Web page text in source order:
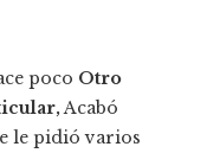
poco Otro
Acabó
le pidió varios